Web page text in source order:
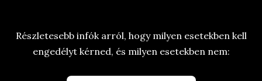
Részletesebb infók arról, hogy milyen esetekben kell
engedélyt kérned, és milyen esetekben nem:
VERSEK AZ EMBER VERSEK RÖVID VERSEK
KÉSZÜLT: 2008. MÁRCIUS 15. SZOMBAT